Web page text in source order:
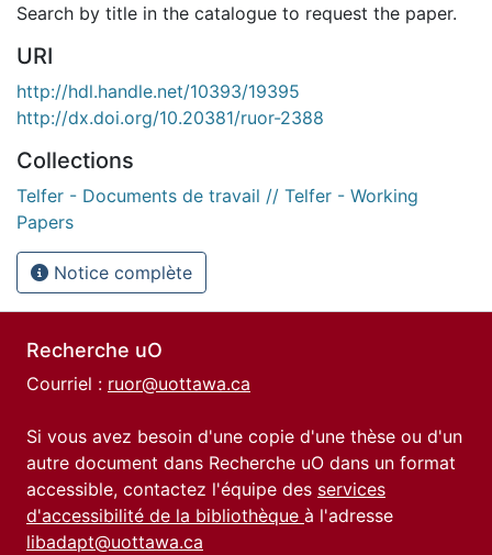
Search by title in the catalogue to request the paper.
URI
http://hdl.handle.net/10393/19395
http://dx.doi.org/10.20381/ruor-2388
Collections
Telfer - Documents de travail // Telfer - Working
Papers
Notice complète
Recherche uO
Courriel : ruor@uottawa.ca
Si vous avez besoin d'une copie d'une thèse ou d'un
autre document dans Recherche uO dans un format
accessible, contactez l'équipe des services
d'accessibilité de la bibliothèque à l'adresse
libadapt@uottawa.ca